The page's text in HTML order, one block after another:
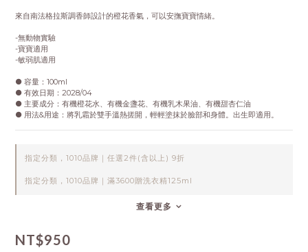
來自南法格拉斯調香師設計的橙花香氣，可以安撫寶寶情緒。
-無動物實驗
-寶寶適用
-敏弱肌適用
● 容量：100ml
● 有效日期：2028/04
● 主要成分：有機橙花水、有機金盞花、有機乳木果油、有機甜杏仁油
● 用法&用途：將乳霜於雙手溫熱搓開，輕輕塗抹於臉部和身體。出生即適用。
指定分類，1010品牌｜任選2件(含以上) 9折
指定分類，1010品牌｜滿3600贈洗衣精125ml
查看更多
NT$950